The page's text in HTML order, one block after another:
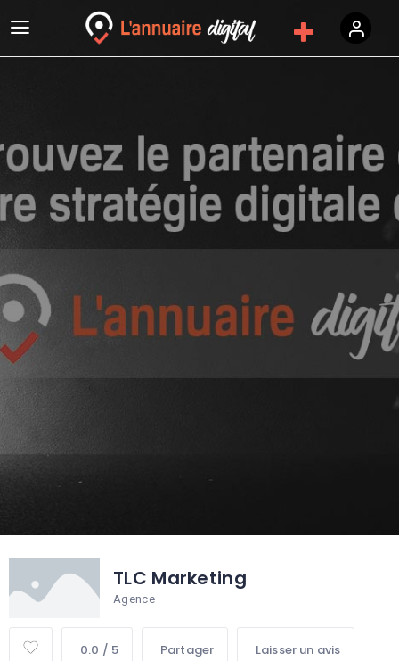
TLC Marketing
Agence
0.0 / 5 Partager Laisser un avis